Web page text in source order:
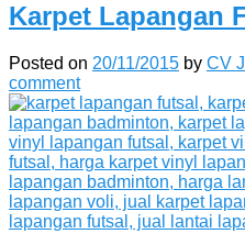
Karpet Lapangan
Posted on 20/11/2015 by CV
comment